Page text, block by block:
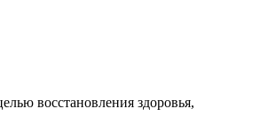
восстановления здоровья,